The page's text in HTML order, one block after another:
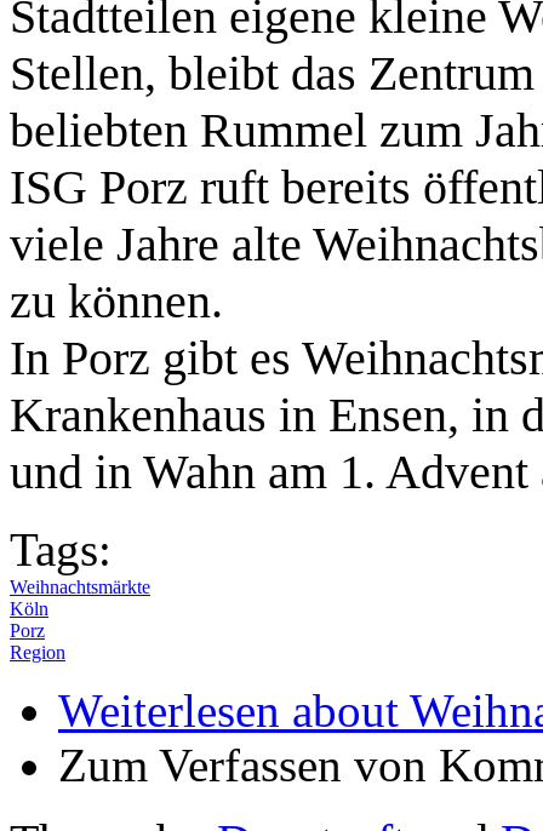
Stadtteilen eigene kleine
Stellen, bleibt das
beliebten Rummel zum
ISG Porz ruft bereits
viele Jahre alte
zu können.
In Porz gibt es
Krankenhaus in Ensen, in
und in Wahn am 1.
Tags:
Weihnachtsmärkte
Köln
Porz
Region
Weiterlesen about
Zum Verfassen von